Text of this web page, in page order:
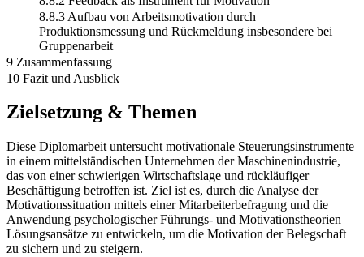
8.8.3 Aufbau von Arbeitsmotivation durch
Produktionsmessung und Rückmeldung insbesondere bei
Gruppenarbeit
9 Zusammenfassung
10 Fazit und Ausblick
Zielsetzung & Themen
Diese Diplomarbeit untersucht motivationale Steuerungsinstrumente
in einem mittelständischen Unternehmen der Maschinenindustrie,
das von einer schwierigen Wirtschaftslage und rückläufiger
Beschäftigung betroffen ist. Ziel ist es, durch die Analyse der
Motivationssituation mittels einer Mitarbeiterbefragung und die
Anwendung psychologischer Führungs- und Motivationstheorien
Lösungsansätze zu entwickeln, um die Motivation der Belegschaft
zu sichern und zu steigern.